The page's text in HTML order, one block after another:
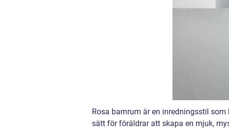
Rosa barnrum är en inredningsstil
sätt för föräldrar att skapa en mjuk,